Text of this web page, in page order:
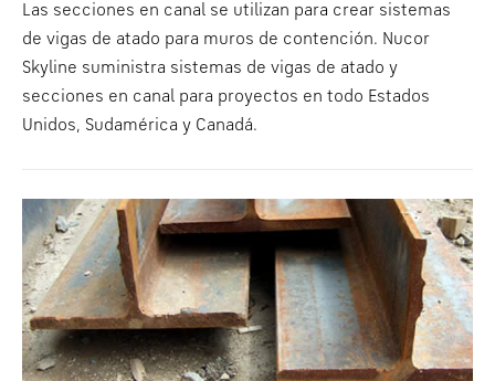
Las secciones en canal se utilizan para crear sistemas
de vigas de atado para muros de contención. Nucor
Skyline suministra sistemas de vigas de atado y
secciones en canal para proyectos en todo Estados
Unidos, Sudamérica y Canadá.